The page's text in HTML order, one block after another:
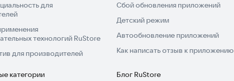
заработка.
приложении.
для
технологий RuStore
для производителей
Сбой обновления приложений
Детский режим
Автообновление приложений
Как написать отзыв к приложению
категории Блог RuStore